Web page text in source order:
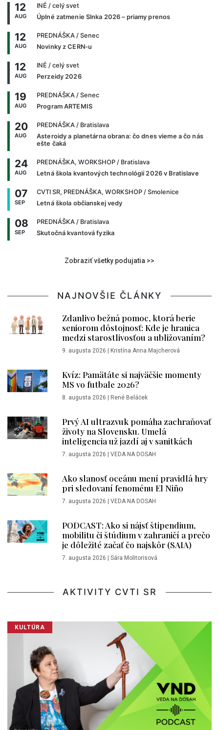
12
AUG
INÉ / celý svet
Úplné zatmenie Slnka 2026 – priamy prenos
12
AUG
PREDNÁŠKA / Senec
Novinky z CERN-u
12
AUG
INÉ / celý svet
Perzeidy 2026
19
AUG
PREDNÁŠKA / Senec
Program ARTEMIS
20
AUG
PREDNÁŠKA / Bratislava
Asteroidy a planetárna obrana: čo dnes vieme a čo nás
ešte čaká
24
AUG
PREDNÁŠKA, WORKSHOP / Bratislava
Letná škola kvantových technológií 2026 v Bratislave
07
SEP
CVTI SR, PREDNÁŠKA, WORKSHOP / Smolenice
Letná škola občianskej vedy
08
SEP
PREDNÁŠKA / Bratislava
Skutočná kvantová fyzika
Zobraziť všetky podujatia >>
NAJNOVŠIE ČLÁNKY
Zdanlivo bežná pomoc, ktorá berie
seniorom dôstojnosť: Kde je hranica
medzi starostlivosťou a ubližovaním?
9. augusta 2026 | Kristína Anna Majcherová
Kvíz: Pamätáte si najväčšie momenty
MS vo futbale 2026?
8. augusta 2026 | René Beláček
Prvý AI ultrazvuk pomáha zachraňovať
životy na Slovensku. Umelá
inteligencia už jazdí aj v sanitkách
7. augusta 2026 | VEDA NA DOSAH
Ako slanosť oceánu mení pravidlá hry
pri sledovaní fenoménu El Niño
7. augusta 2026 | VEDA NA DOSAH
PODCAST: Ako si nájsť štipendium,
mobilitu či štúdium v zahraničí a prečo
je dôležité začať čo najskôr (SAIA)
7. augusta 2026 | Sára Molitorisová
AKTIVITY CVTI SR
KULTÚRA